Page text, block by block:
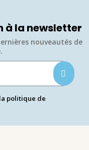
à la newsletter
nouveautés de
politique de